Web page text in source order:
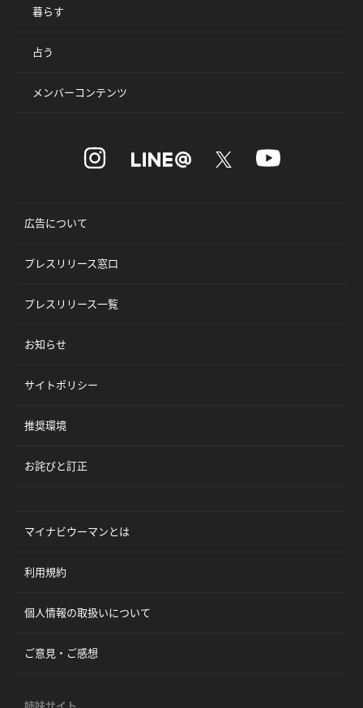
暮らす
占う
メンバーコンテンツ
広告について
プレスリリース窓口
プレスリリース一覧
お知らせ
サイトポリシー
推奨環境
お詫びと訂正
マイナビウーマンとは
利用規約
個人情報の取扱いについて
ご意見・ご感想